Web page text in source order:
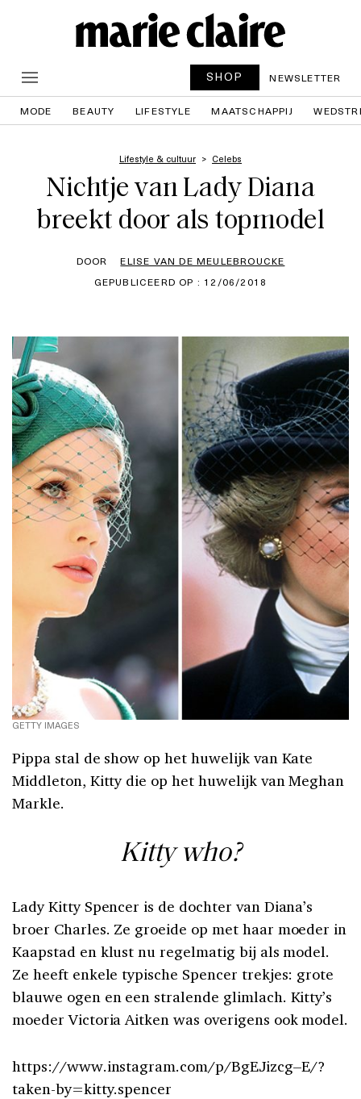
SHOP NEWSLETTER
MODE BEAUTY LIFESTYLE MAATSCHAPPIJ
Lifestyle & cultuur Celebs
Nichtje van Lady Diana
breekt door als topmodel
DOOR
ELISE VAN DE MEULEBROUCKE
GEPUBLICEERD OP : 12/06/2018
GETTY IMAGES
Pippa stal de show op het huwelijk van Kate
Middleton, Kitty die op het huwelijk van Meghan
Markle.
Kitty who?
Lady Kitty Spencer is de dochter van Diana’s
broer Charles. Ze groeide op met haar moeder in
Kaapstad en klust nu regelmatig bij als model.
Ze heeft enkele typische Spencer trekjes: grote
blauwe ogen en een stralende glimlach. Kitty’s
moeder Victoria Aitken was overigens ook model.
https://www.instagram.com/p/BgEJizcg–E/?
taken-by=kitty.spencer